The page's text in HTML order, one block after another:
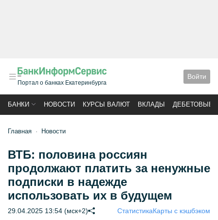
Портал о банках Екатеринбурга
Войти
БАНКИ НОВОСТИ КУРСЫ ВАЛЮТ ВКЛАДЫ ДЕБЕТОВЫЕ
Главная Новости
ВТБ: половина россиян
продолжают платить за ненужные
подписки в надежде
использовать их в будущем
29.04.2025 13:54 (мск+2) СтатистикаКарты с кэшбэком